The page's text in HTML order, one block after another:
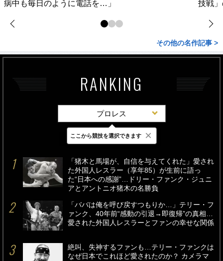
病中も毎日のように電話を…」
技戦
その他の名作記事 >
RANKING
プロレス
最新 24時間 週間
「猪木と馬場が、自信を与えてくれた」愛され
た外国人レスラー（享年85）が生前に語っ
た“日本への感謝”…ドリー・ファンク・ジュニ
アとアントニオ猪木の名勝負
「ババは俺を呼び戻すつもりか…」テリー・フ
ァンク、40年前“感動の引退→即復帰”の真相…
愛された外国人レスラーとファンの幸せな関係
絶叫、失神するファンも…テリー・ファンクは
なぜ日本でこれほど愛されたのか？ カメラマ
ここから競技を選択できます ×